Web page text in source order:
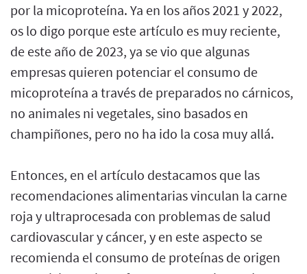
por la micoproteína. Ya en los años 2021 y 2022,
os lo digo porque este artículo es muy reciente,
de este año de 2023, ya se vio que algunas
empresas quieren potenciar el consumo de
micoproteína a través de preparados no cárnicos,
no animales ni vegetales, sino basados en
champiñones, pero no ha ido la cosa muy allá.
Entonces, en el artículo destacamos que las
recomendaciones alimentarias vinculan la carne
roja y ultraprocesada con problemas de salud
cardiovascular y cáncer, y en este aspecto se
recomienda el consumo de proteínas de origen